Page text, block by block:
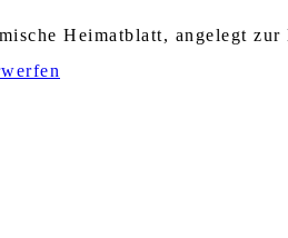
Heimatblatt, angelegt